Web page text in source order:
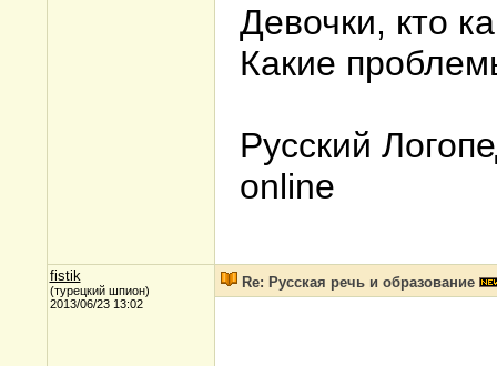
Девочки, кто
Какие
Русский
online
fistik
(турецкий шпион)
2013/06/23 13:02
Re: Русская речь и образование